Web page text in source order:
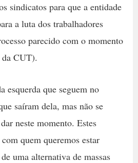
sindicatos para que a entidade
a luta dos trabalhadores
parecido com o momento
CUT).
esquerda que seguem no
saíram dela, mas não se
neste momento. Estes
quem queremos estar
uma alternativa de massas